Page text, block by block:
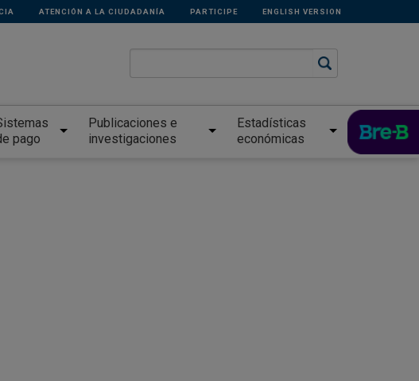
ATENCIÓN A LA CIUDADANÍA PARTICIPE ENGLISH VERSION
pago
Publicaciones e
investigaciones
Estadísticas
económicas